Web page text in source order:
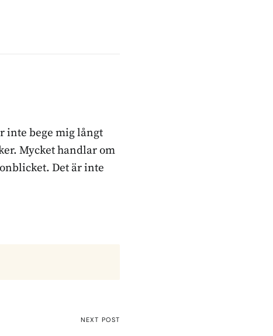
inte bege mig långt
Mycket handlar om
Det är inte
NEXT POST